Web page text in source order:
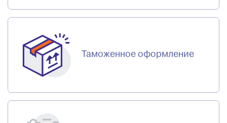
Таможенное оформление